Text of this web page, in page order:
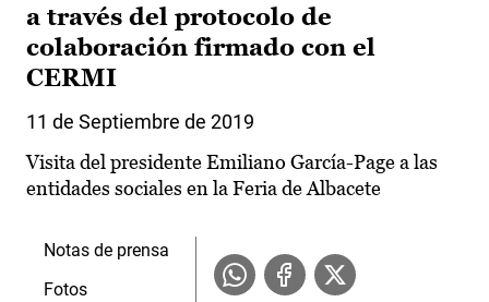
a través del protocolo de
colaboración firmado con el
CERMI
11 de Septiembre de 2019
Visita del presidente Emiliano García-Page a las
entidades sociales en la Feria de Albacete
Notas de prensa
Fotos